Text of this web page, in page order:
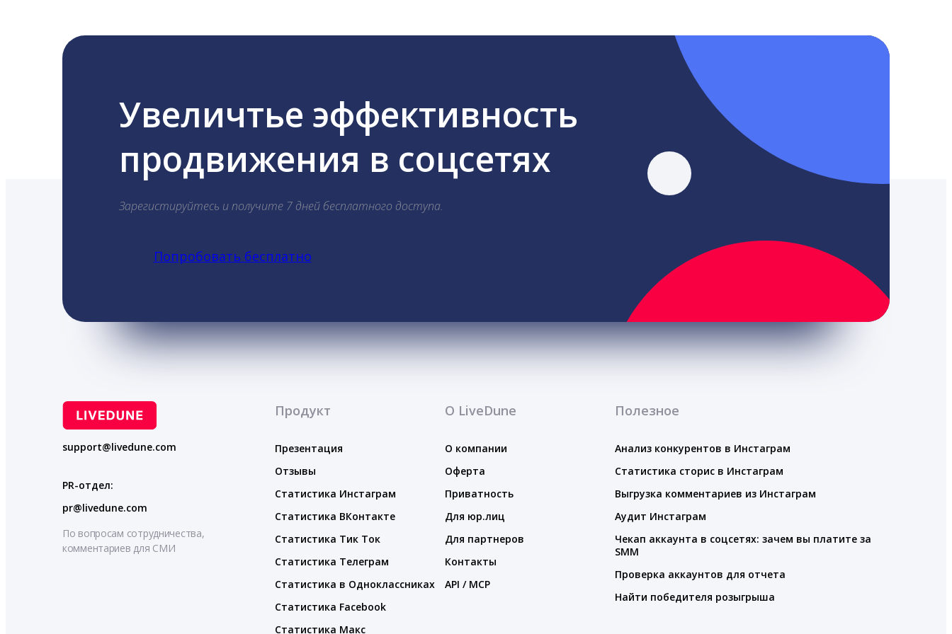
Увеличтье эффективность
продвижения в соцсетях
Зарегистируйтесь и получите 7 дней бесплатного доступа.
Попробовать бесплатно
support@livedune.com
PR-отдел:
pr@livedune.com
По вопросам сотрудничества,
комментариев для СМИ
Продукт
Презентация
Отзывы
Статистика Инстаграм
Статистика ВКонтакте
Статистика Тик Ток
Статистика Телеграм
Статистика в Одноклассниках
Статистика Facebook
Статистика Макс
О LiveDune
О компании
Оферта
Приватность
Для юр.лиц
Для партнеров
Контакты
API / MCP
Полезное
Анализ конкурентов в Инстаграм
Статистика сторис в Инстаграм
Выгрузка комментариев из Инстаграм
Аудит Инстаграм
Чекап аккаунта в соцсетях: зачем вы платите за
SMM
Проверка аккаунтов для отчета
Найти победителя розыгрыша